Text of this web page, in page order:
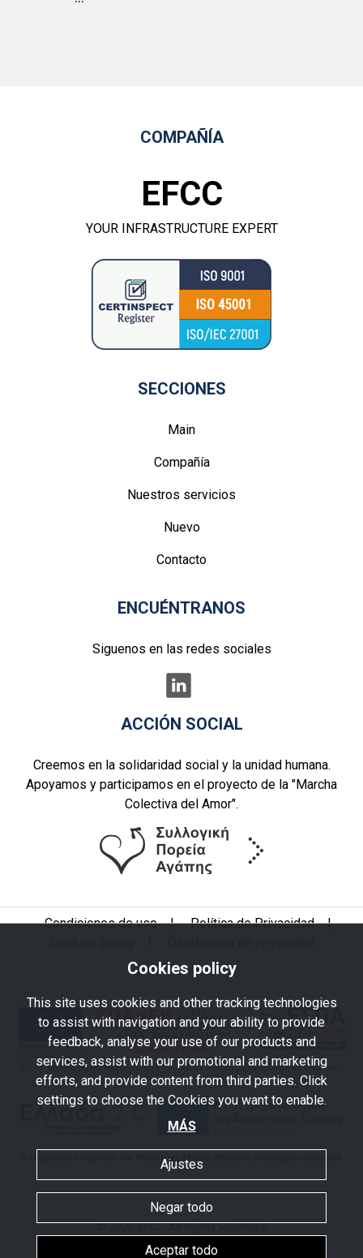
COMPAÑÍA
EFCC
YOUR INFRASTRUCTURE EXPERT
SECCIONES
Main
Compañía
Nuestros servicios
Nuevo
Contacto
ENCUÉNTRANOS
Siguenos en las redes sociales
ACCIÓN SOCIAL
Creemos en la solidaridad social y la unidad humana.
Apoyamos y participamos en el proyecto de la "Marcha
Colectiva del Amor".
Condiciones de uso | Política de Privacidad
|
© 2026 EFCC. All Rights Reserved
Powered byMayaGraphics
Cookies policy
This site uses cookies and other tracking technologies
to assist with navigation and your ability to provide
feedback, analyse your use of our products and
services, assist with our promotional and marketing
efforts, and provide content from third parties. Click
settings to choose the Cookies you want to enable.
MÁS
Ajustes
Negar todo
Aceptar todo